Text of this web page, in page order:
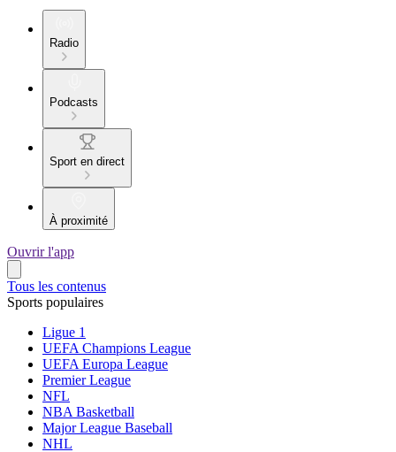
Radio
Podcasts
Sport en direct
À proximité
Ouvrir l'app
Tous les contenus
Sports populaires
Ligue 1
UEFA Champions League
UEFA Europa League
Premier League
NFL
NBA Basketball
Major League Baseball
NHL